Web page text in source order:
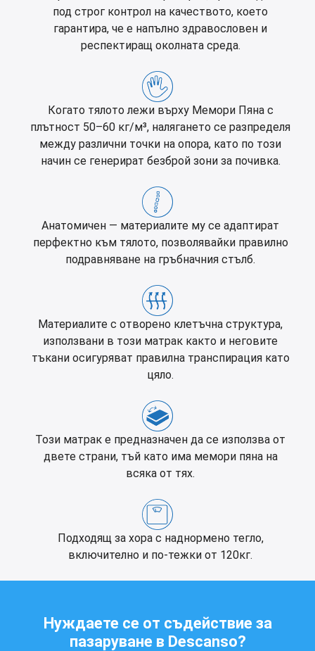
под строг контрол на качеството, което
гарантира, че е напълно здравословен и
респектиращ околната среда.
Когато тялото лежи върху Мемори Пяна с
плътност 50–60 кг/м³, налягането се разпределя
между различни точки на опора, като по този
начин се генерират безброй зони за почивка.
Анатомичен — материалите му се адаптират
перфектно към тялото, позволявайки правилно
подравняване на гръбначния стълб.
Материалите с отворено клетъчна структура,
използвани в този матрак както и неговите
тъкани осигуряват правилна транспирация като
цяло.
Този матрак е предназначен да се използва от
двете страни, тъй като има мемори пяна на
всяка от тях.
Подходящ за хора с наднормено тегло,
включително и по-тежки от 120кг.
Нуждаете се от съдействие за
пазаруване в Descanso?